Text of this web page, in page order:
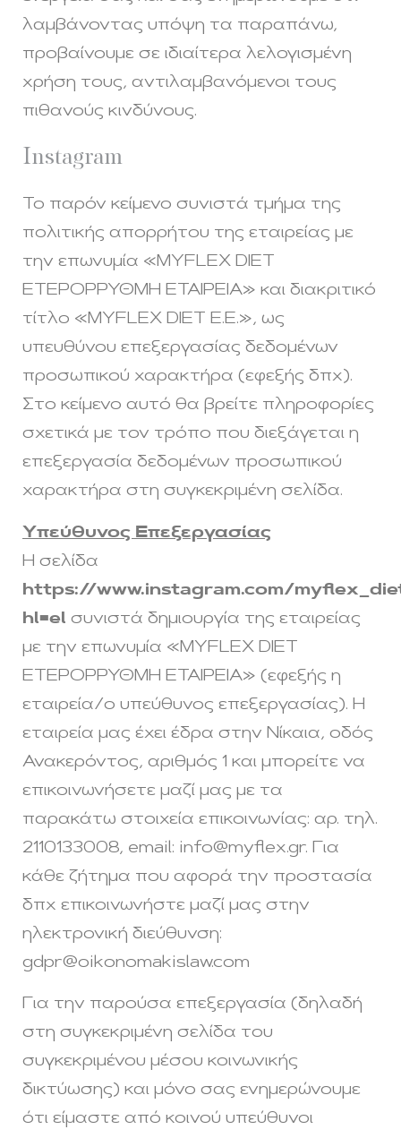
λαμβάνοντας υπόψη τα παραπάνω,
προβαίνουμε σε ιδιαίτερα λελογισμένη
χρήση τους, αντιλαμβανόμενοι τους
πιθανούς κινδύνους.
Ιnstagram
Το παρόν κείμενο συνιστά τμήμα της
πολιτικής απορρήτου της εταιρείας με
την επωνυμία «MYFLEX DIET
ΕΤΕΡΟΡΡΥΘΜΗ ΕΤΑΙΡΕΙΑ» και διακριτικό
τίτλο «MYFLEX DIET Ε.Ε.», ως
υπευθύνου επεξεργασίας δεδομένων
προσωπικού χαρακτήρα (εφεξής δπχ).
Στο κείμενο αυτό θα βρείτε πληροφορίες
σχετικά με τον τρόπο που διεξάγεται η
επεξεργασία δεδομένων προσωπικού
χαρακτήρα στη συγκεκριμένη σελίδα.
Υπεύθυνος Επεξεργασίας
Η σελίδα
https://www.instagram.com/
hl=el συνιστά δημιουργία της εταιρείας
με την επωνυμία «MYFLEX DIET
ΕΤΕΡΟΡΡΥΘΜΗ ΕΤΑΙΡΕΙΑ» (εφεξής η
εταιρεία/ο υπεύθυνος επεξεργασίας). Η
εταιρεία μας έχει έδρα στην Nίκαια, οδός
Ανακερόντος, αριθμός 1 και μπορείτε να
επικοινωνήσετε μαζί μας με τα
παρακάτω στοιχεία επικοινωνίας: αρ. τηλ.
2110133008, email: info@myflex.gr. Για
κάθε ζήτημα που αφορά την προστασία
δπχ επικοινωνήστε μαζί μας στην
ηλεκτρονική διεύθυνση:
gdpr@oikonomakislaw.com
Για την παρούσα επεξεργασία (δηλαδή
στη συγκεκριμένη σελίδα του
συγκεκριμένου μέσου κοινωνικής
δικτύωσης) και μόνο σας ενημερώνουμε
ότι είμαστε από κοινού υπεύθυνοι